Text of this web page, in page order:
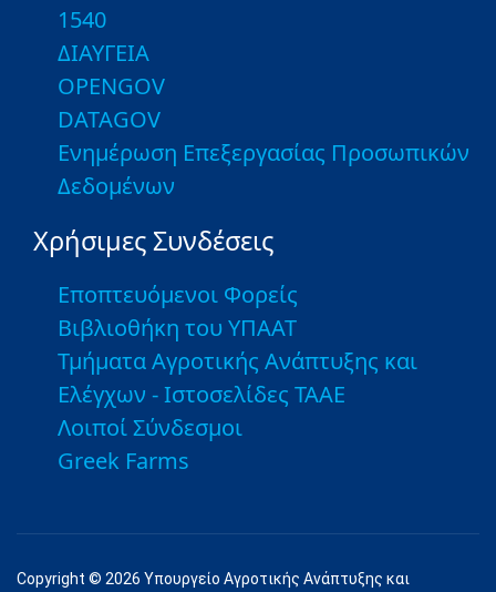
1540
ΔΙΑΥΓΕΙΑ
OPENGOV
DATAGOV
Ενημέρωση Επεξεργασίας Προσωπικών
Δεδομένων
Χρήσιμες Συνδέσεις
Εποπτευόμενοι Φορείς
Βιβλιοθήκη του ΥΠΑΑΤ
Τμήματα Αγροτικής Ανάπτυξης και
Ελέγχων - Ιστοσελίδες ΤΑΑΕ
Λοιποί Σύνδεσμοι
Greek Farms
Copyright © 2026 Υπουργείο Αγροτικής Ανάπτυξης και